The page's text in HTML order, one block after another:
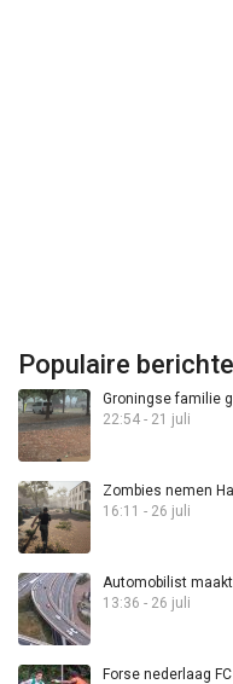
Populaire
Groningse familie
22:54 - 21 juli
Zombies nemen
16:11 - 26 juli
Automobilist maakt
13:36 - 26 juli
Forse nederlaag